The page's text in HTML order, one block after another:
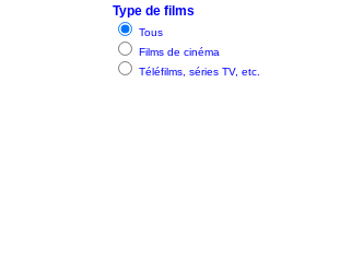
Type de films
Tous
Films de cinéma
Téléfilms, séries TV, etc.